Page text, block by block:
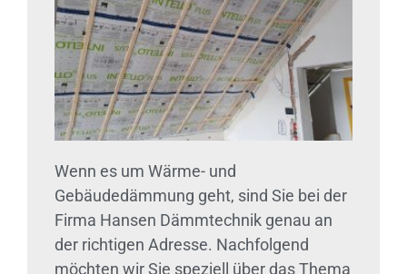
Wenn es um Wärme- und
Gebäudedämmung geht, sind Sie bei der
Firma Hansen Dämmtechnik genau an
der richtigen Adresse. Nachfolgend
möchten wir Sie speziell über das Thema